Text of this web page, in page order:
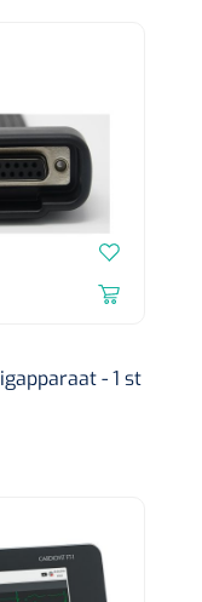
- 1 st
- 1 st